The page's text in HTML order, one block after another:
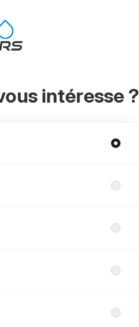
intéresse ?